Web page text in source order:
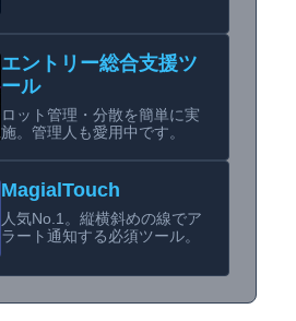
エントリー総合支援ツ
ール
ロット管理・分散を簡単に実
施。管理人も愛用中です。
MagialTouch
人気No.1。縦横斜めの線でア
ラート通知する必須ツール。